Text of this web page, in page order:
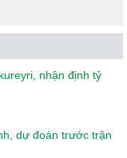
nhận định tỷ
dự đoán trước trận